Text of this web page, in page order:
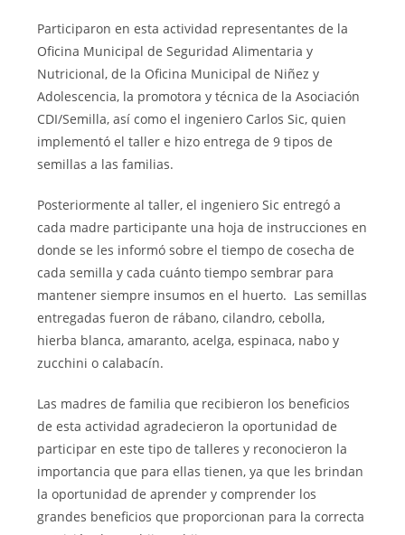
Participaron en esta actividad representantes de la
Oficina Municipal de Seguridad Alimentaria y
Nutricional, de la Oficina Municipal de Niñez y
Adolescencia, la promotora y técnica de la Asociación
CDI/Semilla, así como el ingeniero Carlos Sic, quien
implementó el taller e hizo entrega de 9 tipos de
semillas a las familias.
Posteriormente al taller, el ingeniero Sic entregó a
cada madre participante una hoja de instrucciones en
donde se les informó sobre el tiempo de cosecha de
cada semilla y cada cuánto tiempo sembrar para
mantener siempre insumos en el huerto. Las semillas
entregadas fueron de rábano, cilandro, cebolla,
hierba blanca, amaranto, acelga, espinaca, nabo y
zucchini o calabacín.
Las madres de familia que recibieron los beneficios
de esta actividad agradecieron la oportunidad de
participar en este tipo de talleres y reconocieron la
importancia que para ellas tienen, ya que les brindan
la oportunidad de aprender y comprender los
grandes beneficios que proporcionan para la correcta